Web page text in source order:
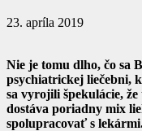
23. apríla 2019
Nie je tomu dlho, čo sa
psychiatrickej liečebni,
sa vyrojili špekulácie,
dostáva poriadny mix
spolupracovať s